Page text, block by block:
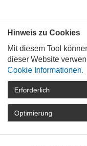
STARTSEITE
ARCHITEKTUR
Hinweis zu Cookies
Mit diesem Tool
dieser Website
Cookie Informationen.
Erforderlich
Optimierung